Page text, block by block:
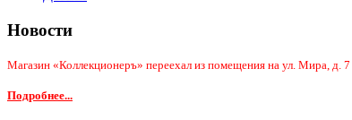
Новости
Магазин «Коллекционеръ» переехал из помещения на ул. Мира, д. 7
Подробнее...